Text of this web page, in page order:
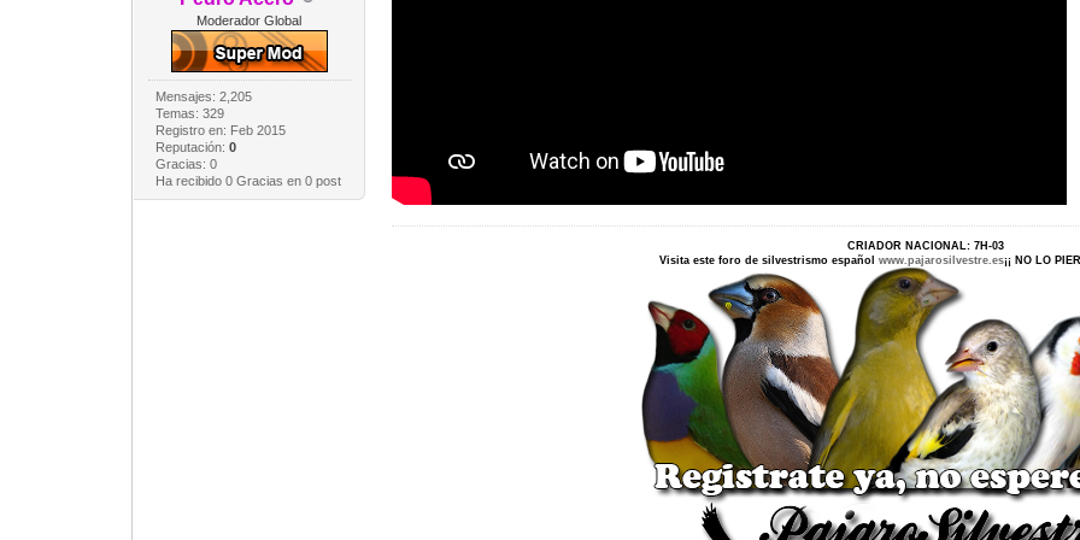
Moderador Global
Mensajes: 2,205
Temas: 329
Registro en: Feb 2015
Reputación: 0
Gracias: 0
Ha recibido 0 Gracias en 0 post
CRIADOR NACIONAL: 7H-03
Visita este foro de silvestrismo españolwww.pajarosilvestre.es¡¡ NO LO